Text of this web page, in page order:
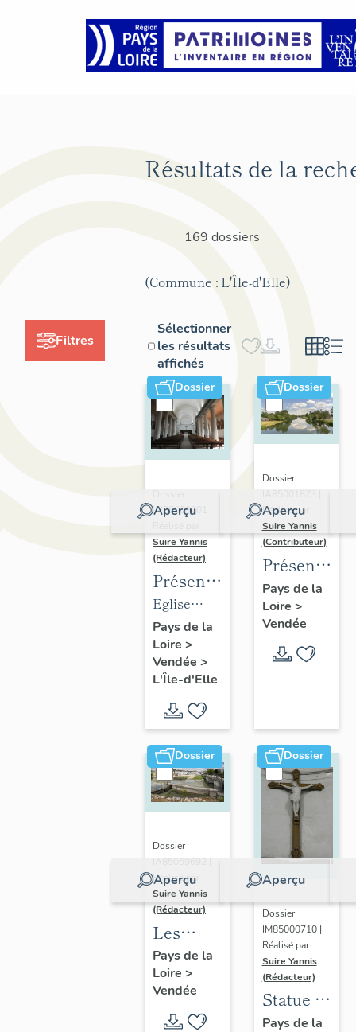
Filtres
Résultats de la
169 dossiers
(Commune : L'Île-d'Elle)
Sélectionner
les résultats
affichés
Dossier
Aperçu
IM85000701 |
Suire Yannis
(Rédacteur)
Présentation
des
objets
mobiliers
de
de L'Île-
d'Elle
Eglise
paroissiale
Saint-
Hilaire de
Pays de la
Loire >
Vendée >
L'Île-d'Elle
Dossier
Aperçu
Dossier
Réalisé par
Suire Yannis
(Contributeur)
du
territoire
de la
Vallée
dans le
Marais
poitevin
Pays de la
Loire >
Vendée
Dossier
Aperçu
Dossier
IA85059692 |
Réalisé par
Suire Yannis
(Rédacteur)
Les
ports
dans la
vallée de
la Sèvre
Pays de la
Loire >
Vendée
Dossier
Aperçu
Dossier
IM85000710 |
Réalisé par
Suire Yannis
(Rédacteur)
Statue :
Christ
Pays de la